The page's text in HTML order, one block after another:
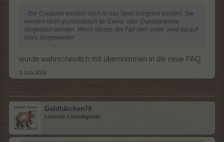
- Die Coupons werden noch in das Spiel integriert werden. Sie
werden nicht grundsätzlich für Event, oder Questgewinne
eingesetzt werden. Wenn dieses der Fall sein sollte, wird darauf
extra hingewiesen
wurde wahrscheinlich mit übernommen in die neue FAQ
3 Juni 2026
Goldbärchen79
Lebende Forenlegende